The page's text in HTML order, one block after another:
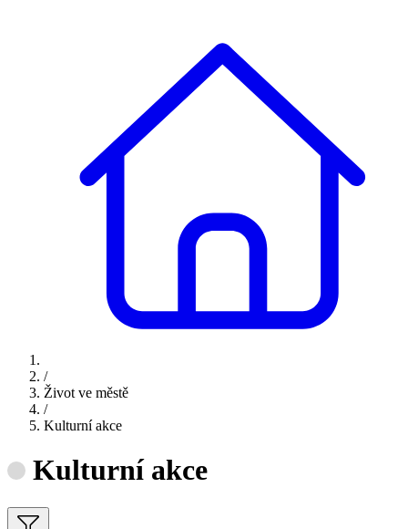
/
Život ve městě
/
Kulturní akce
Kulturní akce